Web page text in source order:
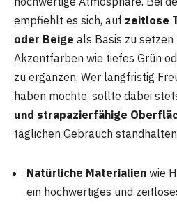
empfiehlt es sich, auf zeitlose
oder Beige als Basis zu
Akzentfarben wie tiefes Grün
zu ergänzen. Wer langfristig
haben möchte, sollte dabei
und strapazierfähige
täglichen Gebrauch
Natürliche Materialien wie
ein hochwertiges und